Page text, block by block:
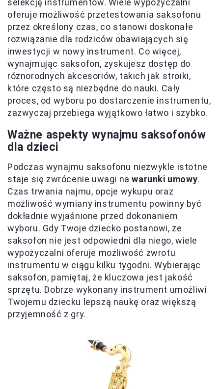
selekcję instrumentów. Wiele wypożyczalni
oferuje możliwość przetestowania saksofonu
przez określony czas, co stanowi doskonałe
rozwiązanie dla rodziców obawiających się
inwestycji w nowy instrument. Co więcej,
wynajmując saksofon, zyskujesz dostęp do
różnorodnych akcesoriów, takich jak stroiki,
które często są niezbędne do nauki. Cały
proces, od wyboru po dostarczenie instrumentu,
zazwyczaj przebiega wyjątkowo łatwo i szybko.
Ważne aspekty wynajmu saksofonów
dla dzieci
Podczas wynajmu saksofonu niezwykle istotne
staje się zwrócenie uwagi nawarunki umowy.
Czas trwania najmu, opcje wykupu oraz
możliwość wymiany instrumentu powinny być
dokładnie wyjaśnione przed dokonaniem
wyboru. Gdy Twoje dziecko postanowi, że
saksofon nie jest odpowiedni dla niego, wiele
wypożyczalni oferuje możliwość zwrotu
instrumentu w ciągu kilku tygodni. Wybierając
saksofon, pamiętaj, że kluczowa jest jakość
sprzętu. Dobrze wykonany instrument umożliwi
Twojemu dziecku lepszą naukę oraz większą
przyjemność z gry.